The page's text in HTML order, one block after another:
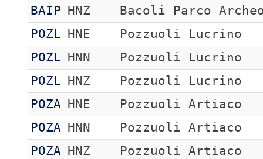
BAIP
HNZ
Bacoli Parco
POZL
HNE
Pozzuoli Lucrino
POZL
HNN
Pozzuoli Lucrino
POZL
HNZ
Pozzuoli Lucrino
POZA HNE
Pozzuoli Artiaco
POZA HNN
Pozzuoli Artiaco
POZA HNZ
Pozzuoli Artiaco